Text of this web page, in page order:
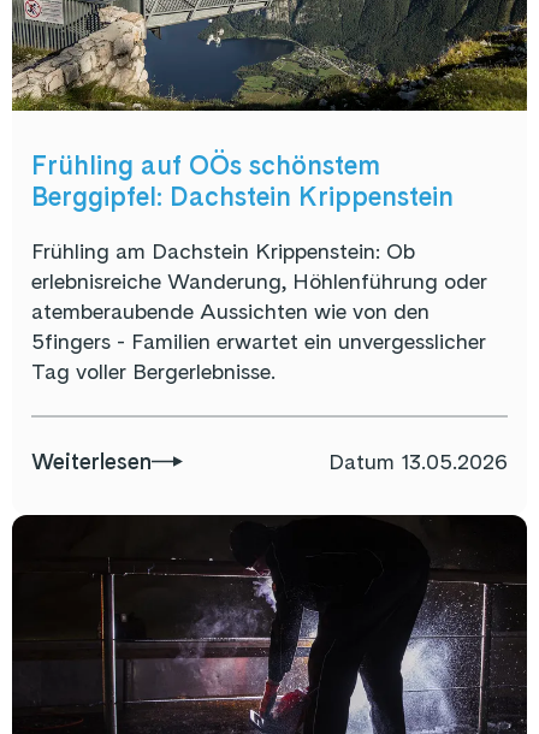
Frühling auf OÖs schönstem
Berggipfel: Dachstein Krippenstein
Frühling am Dachstein Krippenstein: Ob
erlebnisreiche Wanderung, Höhlenführung oder
atemberaubende Aussichten wie von den
5fingers - Familien erwartet ein unvergesslicher
Tag voller Bergerlebnisse.
Weiterlesen Datum 13.05.2026